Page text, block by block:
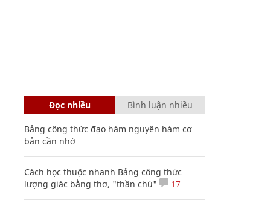
Đọc nhiều Bình luận nhiều
Bảng công thức đạo hàm nguyên hàm cơ
bản cần nhớ
Cách học thuộc nhanh Bảng công thức
lượng giác bằng thơ, "thần chú"
17